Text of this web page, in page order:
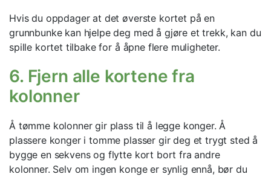
Hvis du oppdager at det øverste kortet på en
grunnbunke kan hjelpe deg med å gjøre et trekk, kan du
spille kortet tilbake for å åpne flere muligheter.
6. Fjern alle kortene fra
kolonner
Å tømme kolonner gir plass til å legge konger. Å
plassere konger i tomme plasser gir deg et trygt sted å
bygge en sekvens og flytte kort bort fra andre
kolonner. Selv om ingen konge er synlig ennå, bør du